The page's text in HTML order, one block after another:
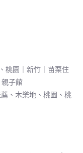
、桃園｜新竹｜苗栗住
親子館
、 木樂地 、桃園 、桃